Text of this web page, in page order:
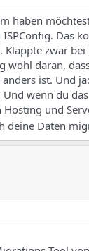
haben
Das
Klappte zwar
wohl daran,
anders ist. Und
Und wenn du
Hosting und
deine Daten